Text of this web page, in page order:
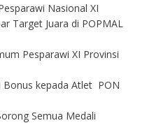
Nasional XI
Target Juara di POPMAL
Pesparawi XI Provinsi
Bonus kepada Atlet PON
Semua Medali